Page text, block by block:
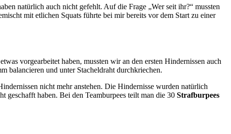
natürlich auch nicht gefehlt. Auf die Frage „Wer seit ihr?“ mussten
mit etlichen Squats führte bei mir bereits vor dem Start zu einer
vorgearbeitet haben, mussten wir an den ersten Hindernissen auch
balancieren und unter Stacheldraht durchkriechen.
nicht mehr anstehen. Die Hindernisse wurden natürlich
geschafft haben. Bei den Teamburpees teilt man die 30 Strafburpees